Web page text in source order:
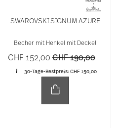
SWAROVSKI SIGNUM AZURE
Becher mit Henkel mit Deckel
CHF 152,00Price reduced
CHF 190,00to
30-Tage-Bestpreis:CHF 150,00